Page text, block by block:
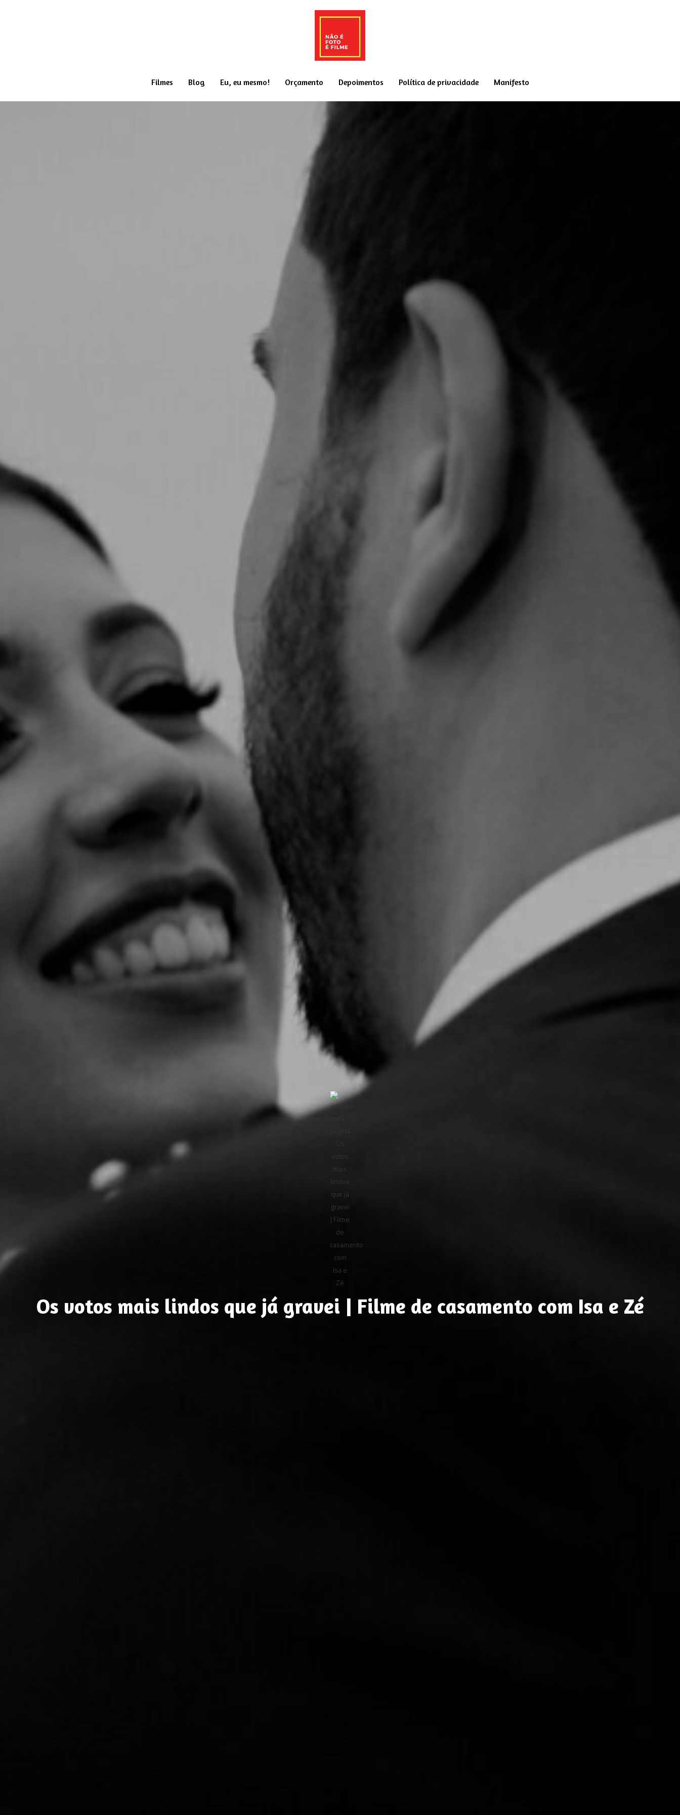
Filmes Blog Eu, eu mesmo! Orçamento Depoimentos Política de privacidade Manifesto
Os votos mais lindos que já gravei | Filme de casamento com Isa e Zé